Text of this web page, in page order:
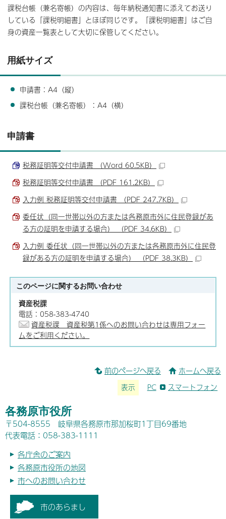
課税台帳（兼名寄帳）の内容は、毎年納税通知書に添えてお送り
している「課税明細書」とほぼ同じです。「課税明細書」はご自
身の資産一覧表として大切に保管してください。
用紙サイズ
申請書：A4（縦）
課税台帳（兼名寄帳）：A4（横）
申請書
税務証明等交付申請書 （Word 60.5KB）
税務証明等交付申請書 （PDF 161.2KB）
入力例 税務証明等交付申請書 （PDF 247.7KB）
委任状（同一世帯以外の方または各務原市外に住民登録があ
る方の証明を申請する場合） （PDF 34.6KB）
入力例 委任状（同一世帯以外の方または各務原市外に住民登
録がある方の証明を申請する場合） （PDF 38.3KB）
このページに関するお問い合わせ
資産税課
電話：058-383-4740
資産税課 資産税第1係へのお問い合わせは専用フォー
ムをご利用ください。
前のページへ戻る ホームへ戻る
表示 PC スマートフォン
各務原市役所
〒504-8555 岐阜県各務原市那加桜町1丁目69番地
代表電話：058-383-1111
各庁舎のご案内
各務原市役所の地図
市へのお問い合わせ
市のあらまし